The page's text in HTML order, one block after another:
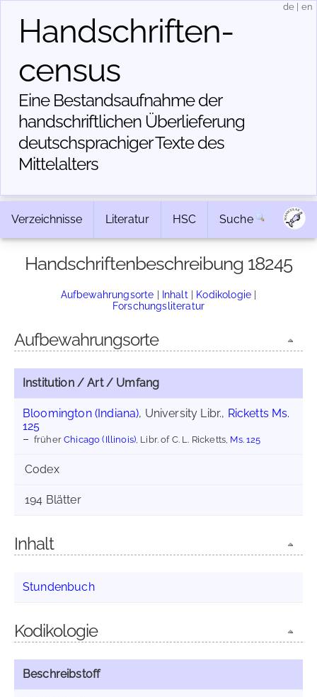
Handschriften­
census
Eine Bestandsaufnahme der
handschriftlichen Über­lieferung
deutschsprachiger Texte des
Mittelalters
de en
Verzeichnisse Literatur HSC Suche
Handschriftenbeschreibung 18245
Aufbewahrungsorte | Inhalt | Kodikologie |
Forschungsliteratur
Aufbewahrungsorte
Institution / Art / Umfang
Bloomington (Indiana), University Libr., Ricketts Ms.
125
früherChicago (Illinois) , Libr. of C. L. Ricketts, Ms. 125
Codex
194 Blätter
Inhalt
Stundenbuch
Kodikologie
Beschreibstoff